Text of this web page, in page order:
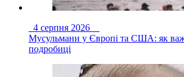
4 серпня 2026
Мусульмани у Європі та США: як
подробиці